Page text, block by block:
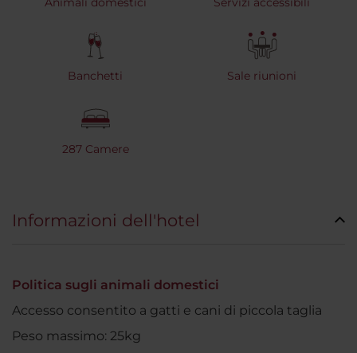
Banchetti Sale riunioni
287 Camere
Informazioni dell'hotel
Politica sugli animali domestici
Accesso consentito a gatti e cani di piccola taglia
Peso massimo: 25kg